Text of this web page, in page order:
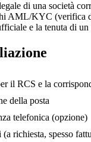
di una società
AML/KYC (verifica
e la tenuta di
il RCS e la
della posta
telefonica (opzione)
richiesta, spesso